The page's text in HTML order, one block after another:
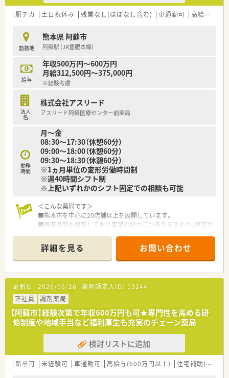
【法人特徴について】
■阿蘇市に根ざした1店舗運営の個人薬局で、代表者も現役の薬
■地域密着型の経営方針を掲げており、在宅医療やOTC医薬品の
提供を通じて地域社会への多角的な貢献を目指しています。
■社長自らが現場の第一線で活躍されているため、現場の課題や
悩みに対しても迅速かつ柔軟に理解を示してくれます。
駅チカ 土日祝休み 残業なし(ほぼなし含む) 車通勤可 高給与(600万円以上)
勤務地
熊本県 阿蘇市
阿蘇駅 (JR豊肥本線)
給与
年収500万円～600万円
月給312,500円～375,000円
※経験考慮
法人
名
株式会社アスリード
アスリード阿蘇医療センター前薬局
勤務
時間
月～金
08:30～17:30（休憩60分）
09:00～18:00（休憩60分）
09:30～18:30（休憩60分）
※1ヵ月単位の変形労働時間制
※週40時間シフト制
※上記いずれかのシフト固定での相談も可能
＜こんな薬局です＞
■熊本市を中心に20店舗以上を展開しています。
■医薬品卸も経営しており事業の柱が二つありますので、経営が
■在宅、健康増進事業にも今後積極的に取り組む予定です。
■病院門前からクリニック門前まで幅広い店舗展開をしていま
す。
■応援体制も充実しており、急な休みにも対応いただける環境で
す。
＜こんな店舗です＞
■薬局は新しく綺麗な作りで、待合室や調剤室も広く清潔な印象
です。
■ドライブスルーにも対応しております。約10名/日程度が利用
されております。
■門前病院以外にも近隣の眼科の処方を平均10枚/日程度受けて
おります。
■全自動の錠剤自動分包機、円盤、Vマスの分包機等が導入され
詳細を見る お問い合わせ
更新日： 2026/06/26 薬剤師求人ID： 13244
正社員
調剤薬局
【阿蘇市】経験次第で年収600万円も可★専門性を高める研
修制度や地域手当など福利厚生も充実のチェーン薬局
検討リストに追加
新卒可 未経験可 車通勤可 高給与(600万円以上) 住宅補助(手当)あり